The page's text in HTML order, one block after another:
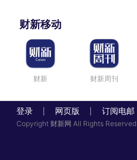
财新移动
财新 财新周刊
登录 网页版 订阅电邮
Copyright 财新网 All Rights Reserved